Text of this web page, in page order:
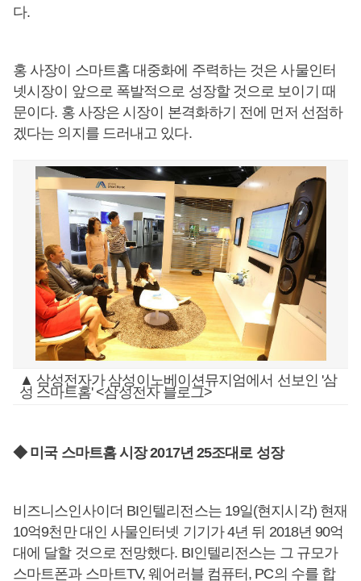
다.
홍 사장이 스마트홈 대중화에 주력하는 것은 사물인터
넷시장이 앞으로 폭발적으로 성장할 것으로 보이기 때
문이다. 홍 사장은 시장이 본격화하기 전에 먼저 선점하
겠다는 의지를 드러내고 있다.
▲ 삼성전자가 삼성이노베이션뮤지엄에서 선보인 '삼
성 스마트홈' <삼성전자 블로그>
◆ 미국 스마트홈 시장 2017년 25조대로 성장
비즈니스인사이더 BI인텔리전스는 19일(현지시각) 현재
10억9천만 대인 사물인터넷 기기가 4년 뒤 2018년 90억
대에 달할 것으로 전망했다. BI인텔리전스는 그 규모가
스마트폰과 스마트TV, 웨어러블 컴퓨터, PC의 수를 합